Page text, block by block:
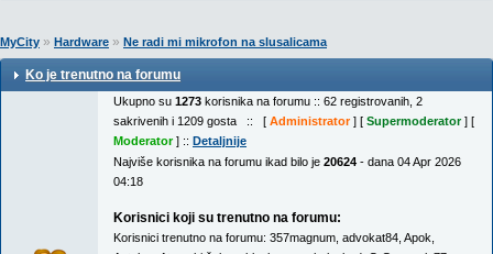
MyCity » Hardware » Ne radi mi mikrofon na slusalicama
Ko je trenutno na forumu
Ukupno su 1273 korisnika na forumu :: 62 registrovanih, 2
sakrivenih i 1209 gosta :: [ Administrator] [ Supermoderator] [
Moderator] :: Detaljnije
Najviše korisnika na forumu ikad bilo je 20624 - dana 04 Apr 2026
04:18
Korisnici koji su trenutno na forumu:
Korisnici trenutno na forumu: 357magnum advokat84 Apok